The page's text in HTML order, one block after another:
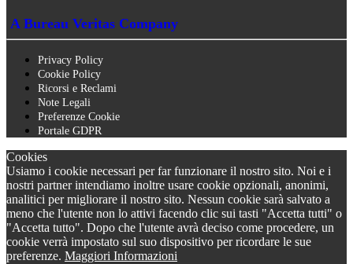
A Bureau Veritas Company
Privacy Policy
Cookie Policy
Ricorsi e Reclami
Note Legali
Preferenze Cookie
Portale GDPR
Cookies
Usiamo i cookie necessari per far funzionare il nostro sito. Noi e i
nostri partner intendiamo inoltre usare cookie opzionali, anonimi,
analitici per migliorare il nostro sito. Nessun cookie sarà salvato a
meno che l'utente non lo attivi facendo clic sui tasti "Accetta tutti" o
"Accetta tutto". Dopo che l'utente avrà deciso come procedere, un
cookie verrà impostato sul suo dispositivo per ricordare le sue
preferenze. Maggiori Informazioni